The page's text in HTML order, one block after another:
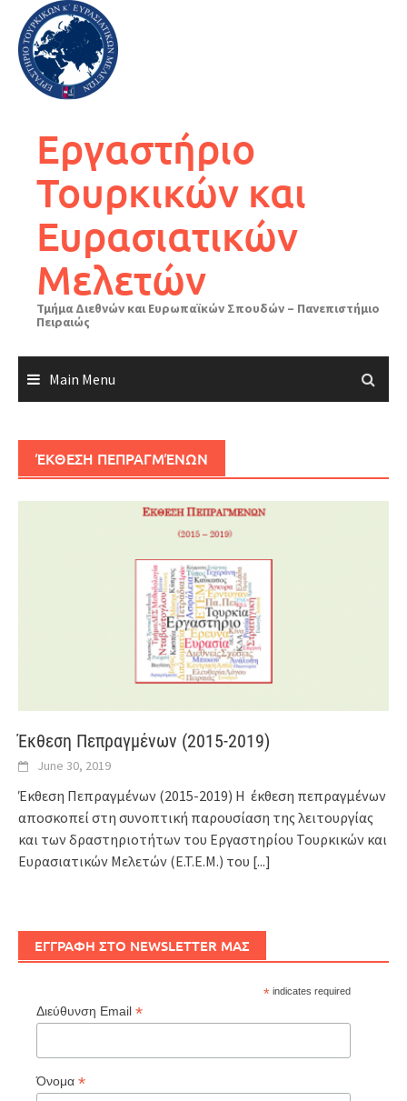
content
Εργαστήριο
Τουρκικών και
Ευρασιατικών
Μελετών
Τμήμα Διεθνών και Ευρωπαϊκών Σπουδών – Πανεπιστήμιο
Πειραιώς
Main Menu
ΈΚΘΕΣΗ ΠΕΠΡΑΓΜΈΝΩΝ
Έκθεση Πεπραγμένων (2015-2019)
June 30, 2019
Έκθεση Πεπραγμένων (2015-2019) Η έκθεση πεπραγμένων
αποσκοπεί στη συνοπτική παρουσίαση της λειτουργίας
και των δραστηριοτήτων του Εργαστηρίου Τουρκικών και
Ευρασιατικών Μελετών (Ε.Τ.Ε.Μ.) του [...]
ΕΓΓΡΑΦΗ ΣΤΟ NEWSLETTER ΜΑΣ
*indicates required
Διεύθυνση Email *
Όνομα *